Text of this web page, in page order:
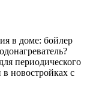
в доме: бойлер
периодического
новостройках с